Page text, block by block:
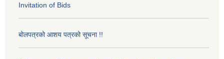
Invitation of Bids
बोलपत्रको आशय पत्रको सूचना !!